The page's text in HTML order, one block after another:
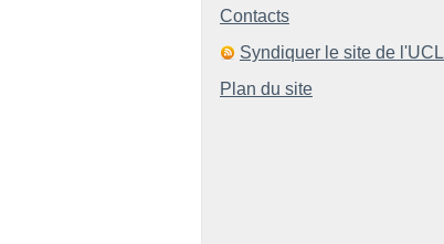
Contacts
Syndiquer le site de l'UCL
Plan du site